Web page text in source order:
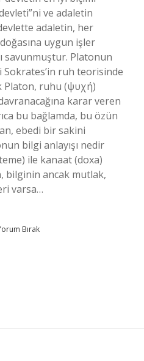
ve adaletin
adaletin, her
uygun işler
savunmuştur. Platonun
Sokrates’in ruh teorisinde
Platon, ruhu (ψυχή)
karar veren
bu bağlamda, bu özün
ebedi bir sakini
bilgi anlayışı nedir
ile kanaat (doxa)
bilginin ancak mutlak,
varsa…
Bırak